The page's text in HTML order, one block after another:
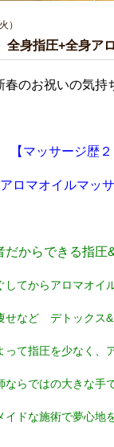
）
全身指圧+全身ア
春のお祝いの気持
【マッサージ歴２
ロマオイルマッ
だからできる指圧
てからアロマオイ
せなど デトックス
って指圧を少なく、
ならではの大きな手
ドな施術で夢心地